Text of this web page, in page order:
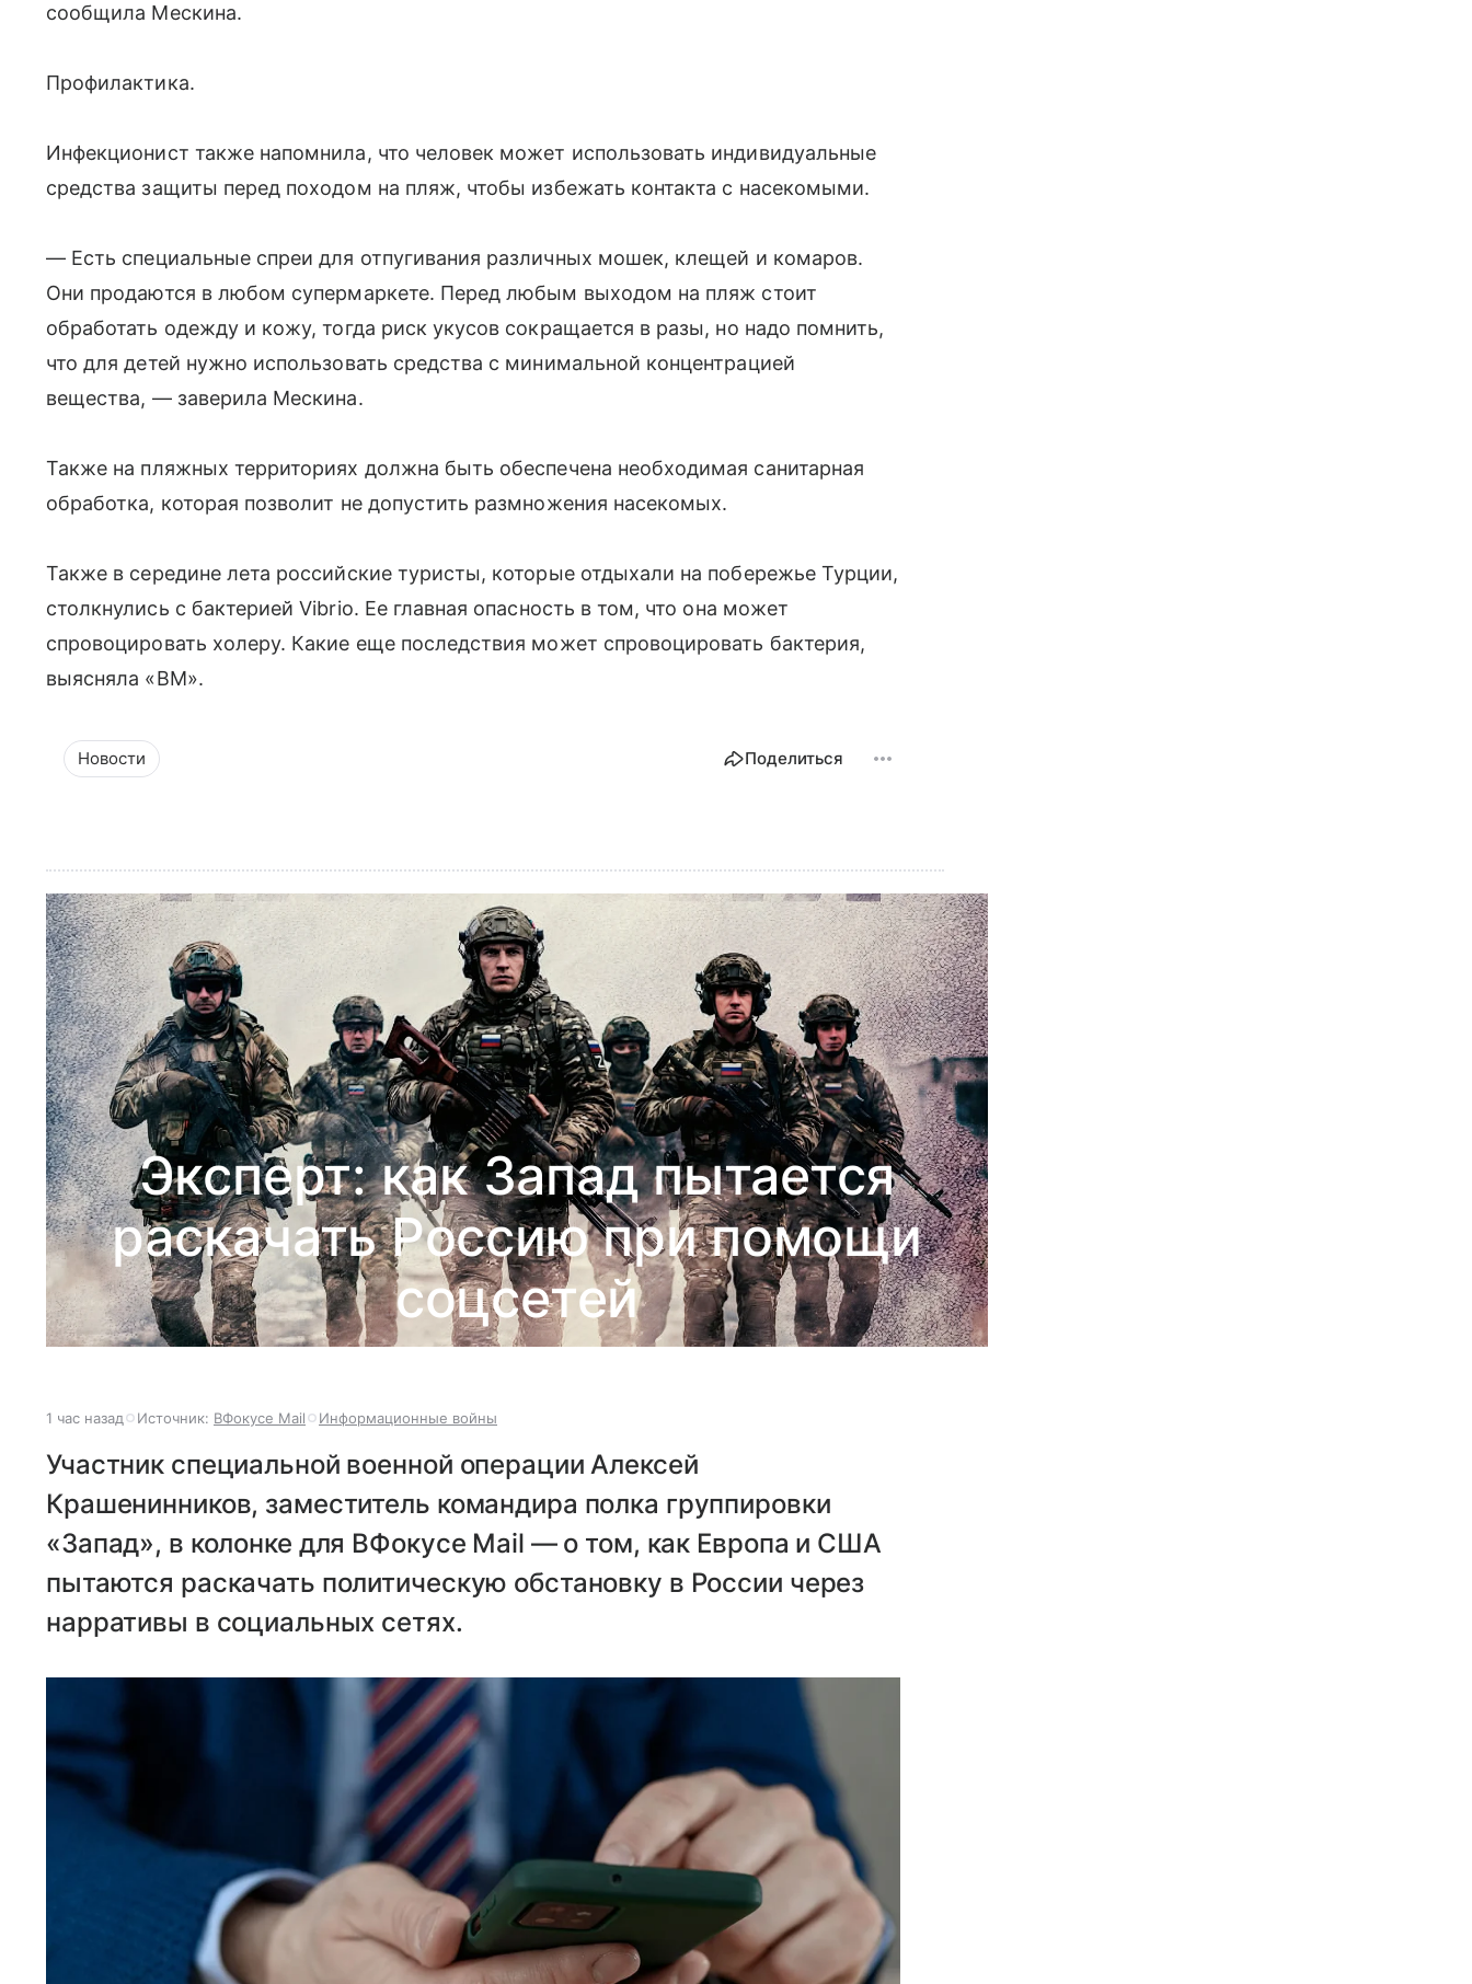
сообщила Мескина.
Профилактика.
Инфекционист также напомнила, что человек может использовать индивидуальные
средства защиты перед походом на пляж, чтобы избежать контакта с насекомыми.
— Есть специальные спреи для отпугивания различных мошек, клещей и комаров.
Они продаются в любом супермаркете. Перед любым выходом на пляж стоит
обработать одежду и кожу, тогда риск укусов сокращается в разы, но надо помнить,
что для детей нужно использовать средства с минимальной концентрацией
вещества, — заверила Мескина.
Также на пляжных территориях должна быть обеспечена необходимая санитарная
обработка, которая позволит не допустить размножения насекомых.
Также в середине лета российские туристы, которые отдыхали на побережье Турции,
столкнулись с бактерией Vibrio. Ее главная опасность в том, что она может
спровоцировать холеру. Какие еще последствия может спровоцировать бактерия,
выясняла «ВМ».
Новости Поделиться
Эксперт: как Запад пытается
раскачать Россию при помощи
соцсетей
1 час назад Источник: ВФокусе Mail Информационные войны
Участник специальной военной операции Алексей
Крашенинников, заместитель командира полка группировки
«Запад», в колонке для ВФокусе Mail — о том, как Европа и США
пытаются раскачать политическую обстановку в России через
нарративы в социальных сетях.